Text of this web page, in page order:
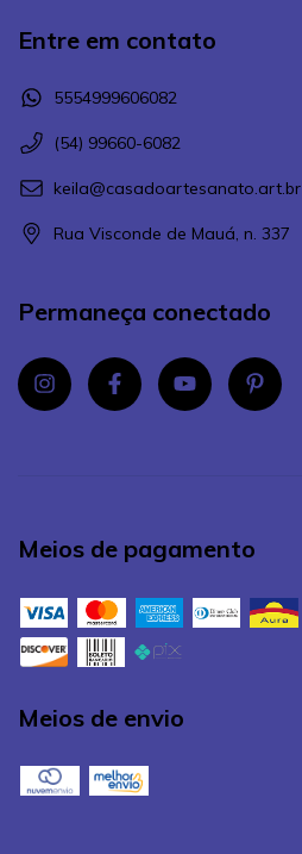
Entre em contato
5554999606082
(54) 99660-6082
keila@casadoartesanato.art.br
Rua Visconde de Mauá, n. 337
Permaneça conectado
Meios de pagamento
Meios de envio